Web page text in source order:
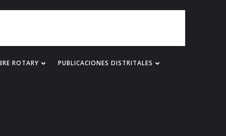
ROTARY PUBLICACIONES DISTRITALES